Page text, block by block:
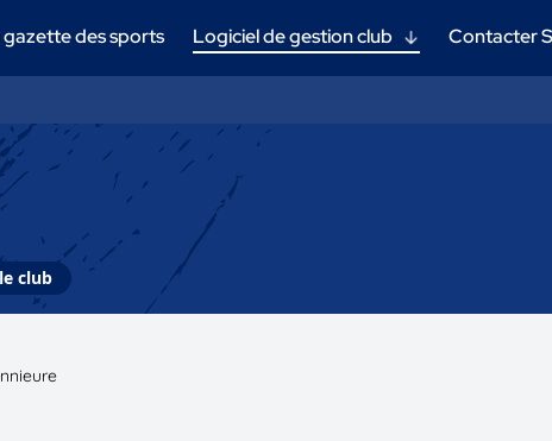
gazette des sports Logiciel de gestion club Contacter
club